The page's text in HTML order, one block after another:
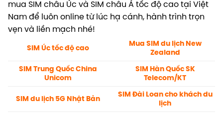
mua SIM châu Úc và SIM châu Á tốc độ cao tại Việt
Nam để luôn online từ lúc hạ cánh, hành trình trọn
vẹn và liền mạch nhé!
SIM Úc tốc độ cao
Mua SIM du lịch New
Zealand
SIM Trung Quốc China
Unicom
SIM Hàn Quốc SK
Telecom/KT
SIM du lịch 5G Nhật Bản
SIM Đài Loan cho khách du
lịch